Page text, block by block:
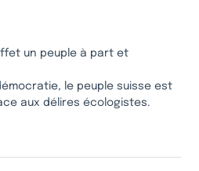
un peuple à part et
le peuple suisse est
aux délires écologistes.